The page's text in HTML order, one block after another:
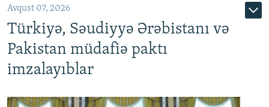
Avqust 07, 2026
Türkiyə, Səudiyyə Ərəbistanı və
Pakistan müdafiə paktı
imzalayıblar